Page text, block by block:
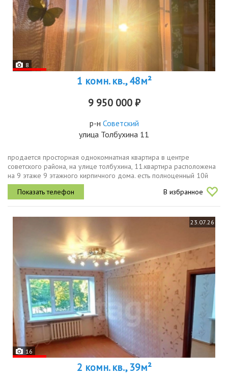
8
1 комн. кв., 48м²
9 950 000 ₽
р-н Советский
улица Толбухина 11
продается просторная однокомнатная квартира в центре
советского района, на улице толбухина, 11.квартира расположена
на 9 этаже 9 этажного кирпичного дома. есть полноценный 10й
технический этажобщая площадь квартиры 48.9 кв м. большая
кухня 12.4 кв...
В избранное
23.07.26
16
2 комн. кв., 39м²